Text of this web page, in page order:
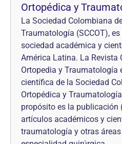
Ortopédica y
La Sociedad Colombiana
Traumatología (SCCOT),
sociedad académica y
América Latina. La Revista
Ortopedia y Traumatología
científica de la Sociedad
Ortopédica y
propósito es la publicación
artículos académicos y
traumatología y otras